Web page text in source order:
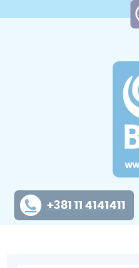
+381 11 4141411